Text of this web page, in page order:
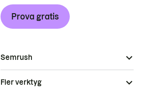
Prova gratis
Semrush
Fler verktyg